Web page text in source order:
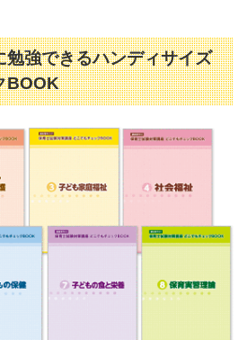
勉強できるハンディサイズ
BOOK